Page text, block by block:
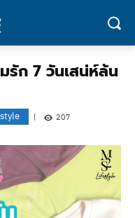
รัก 7 วันเสน่ห์ล้น
207